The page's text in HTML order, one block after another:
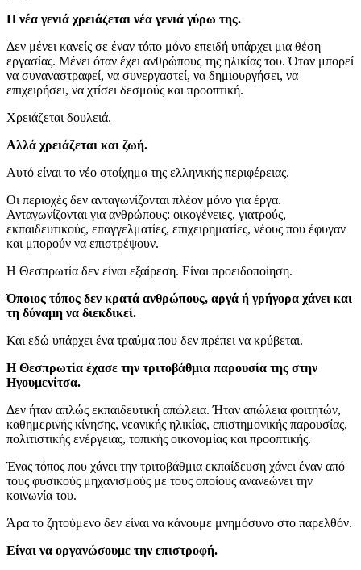
Η νέα γενιά χρειάζεται νέα γενιά γύρω της.
Δεν μένει κανείς σε έναν τόπο μόνο επειδή υπάρχει μια θέση
εργασίας. Μένει όταν έχει ανθρώπους της ηλικίας του. Όταν μπορεί
να συναναστραφεί, να συνεργαστεί, να δημιουργήσει, να
επιχειρήσει, να χτίσει δεσμούς και προοπτική.
Χρειάζεται δουλειά.
Αλλά χρειάζεται και ζωή.
Αυτό είναι το νέο στοίχημα της ελληνικής περιφέρειας.
Οι περιοχές δεν ανταγωνίζονται πλέον μόνο για έργα.
Ανταγωνίζονται για ανθρώπους: οικογένειες, γιατρούς,
εκπαιδευτικούς, επαγγελματίες, επιχειρηματίες, νέους που έφυγαν
και μπορούν να επιστρέψουν.
Η Θεσπρωτία δεν είναι εξαίρεση. Είναι προειδοποίηση.
Όποιος τόπος δεν κρατά ανθρώπους, αργά ή γρήγορα χάνει και
τη δύναμη να διεκδικεί.
Και εδώ υπάρχει ένα τραύμα που δεν πρέπει να κρύβεται.
Η Θεσπρωτία έχασε την τριτοβάθμια παρουσία της στην
Ηγουμενίτσα.
Δεν ήταν απλώς εκπαιδευτική απώλεια. Ήταν απώλεια φοιτητών,
καθημερινής κίνησης, νεανικής ηλικίας, επιστημονικής παρουσίας,
πολιτιστικής ενέργειας, τοπικής οικονομίας και προοπτικής.
Ένας τόπος που χάνει την τριτοβάθμια εκπαίδευση χάνει έναν από
τους φυσικούς μηχανισμούς με τους οποίους ανανεώνει την
κοινωνία του.
Άρα το ζητούμενο δεν είναι να κάνουμε μνημόσυνο στο παρελθόν.
Είναι να οργανώσουμε την επιστροφή.